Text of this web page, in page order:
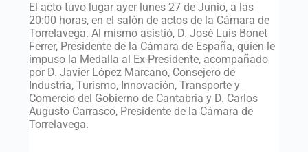
El acto tuvo lugar ayer lunes 27 de Junio, a las
20:00 horas, en el salón de actos de la Cámara de
Torrelavega. Al mismo asistió, D. José Luis Bonet
Ferrer, Presidente de la Cámara de España, quien le
impuso la Medalla al Ex-Presidente, acompañado
por D. Javier López Marcano, Consejero de
Industria, Turismo, Innovación, Transporte y
Comercio del Gobierno de Cantabria y D. Carlos
Augusto Carrasco, Presidente de la Cámara de
Torrelavega.